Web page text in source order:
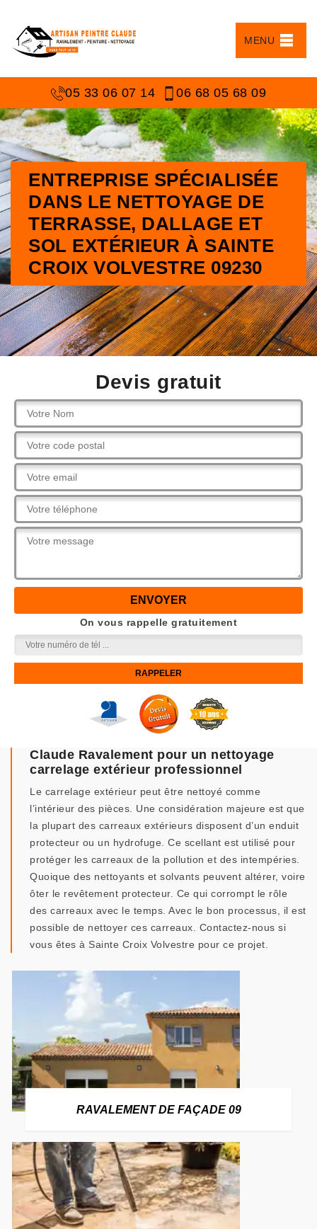
MENU
05 33 06 07 14 06 68 05 68 09
ENTREPRISE SPÉCIALISÉE
DANS LE NETTOYAGE DE
TERRASSE, DALLAGE ET
SOL EXTÉRIEUR À SAINTE
CROIX VOLVESTRE 09230
Devis gratuit
On vous rappelle gratuitement
Claude Ravalement pour un nettoyage
carrelage extérieur professionnel
Le carrelage extérieur peut être nettoyé comme
l’intérieur des pièces. Une considération majeure est que
la plupart des carreaux extérieurs disposent d’un enduit
protecteur ou un hydrofuge. Ce scellant est utilisé pour
protéger les carreaux de la pollution et des intempéries.
Quoique des nettoyants et solvants peuvent altérer, voire
ôter le revêtement protecteur. Ce qui corrompt le rôle
des carreaux avec le temps. Avec le bon processus, il est
possible de nettoyer ces carreaux. Contactez-nous si
vous êtes à Sainte Croix Volvestre pour ce projet.
RAVALEMENT DE FAÇADE 09